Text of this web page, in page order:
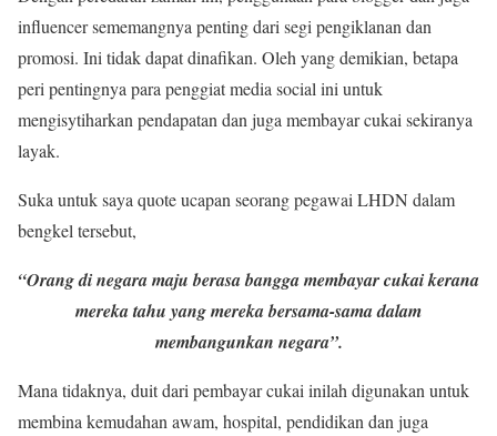
influencer sememangnya penting dari segi pengiklanan dan
promosi. Ini tidak dapat dinafikan. Oleh yang demikian, betapa
peri pentingnya para penggiat media social ini untuk
mengisytiharkan pendapatan dan juga membayar cukai sekiranya
layak.
Suka untuk saya quote ucapan seorang pegawai LHDN dalam
bengkel tersebut,
“Orang di negara maju berasa bangga membayar cukai kerana
mereka tahu yang mereka bersama-sama dalam
membangunkan negara”.
Mana tidaknya, duit dari pembayar cukai inilah digunakan untuk
membina kemudahan awam, hospital, pendidikan dan juga